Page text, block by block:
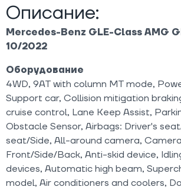
Описание:
Mercedes-Benz GLE-Class AMG
10/2022
Оборудование
4WD, 9AT with column MT mode,
Support car, Collision mitigation
cruise control, Lane Keep Assist,
Obstacle Sensor, Airbags: Driver's
seat/Side, All-around camera,
Front/Side/Back, Anti-skid device,
devices, Automatic high beam,
model, Air conditioners and coolers,